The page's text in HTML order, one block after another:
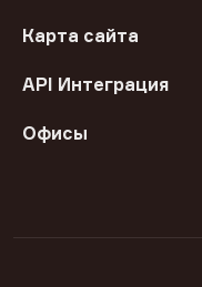
Карта сайта
API Интеграция
Офисы